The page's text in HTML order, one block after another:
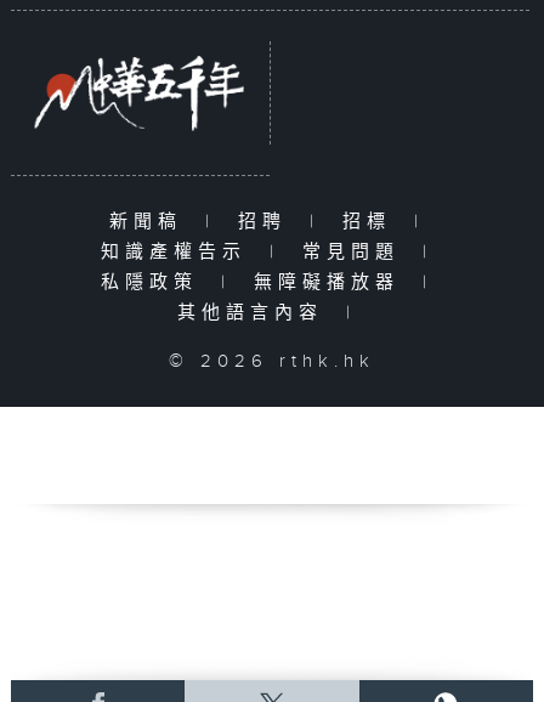
新聞稿 | 招聘 | 招標
|
知識產權告示
| 常見問題
|
私隱政策
| 無障礙播放器
|
其他語言內容
|
© 2026 rthk.hk